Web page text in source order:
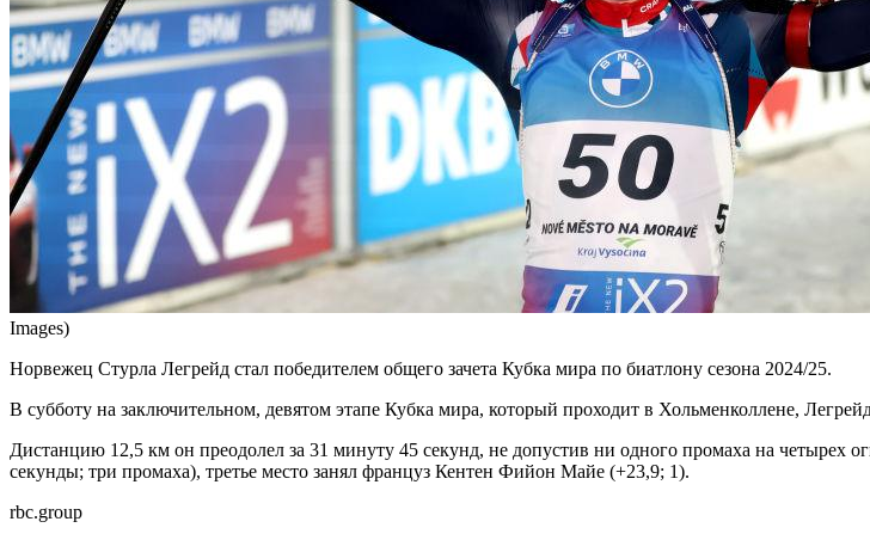
Images)
Норвежец Стурла Легрейд стал победителем общего зачета Кубка мира по биатлону сезона 2024/25.
В субботу на заключительном, девятом этапе Кубка мира, который проходит в Хольменколлене,
Дистанцию 12,5 км он преодолел за 31 минуту 45 секунд, не допустив ни одного промаха на четырех
секунды; три промаха), третье место занял француз Кентен Фийон Майе (+23,9; 1).
rbc.group